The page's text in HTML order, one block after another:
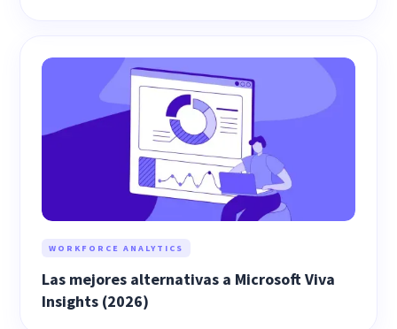
WORKFORCE ANALYTICS
Las mejores alternativas a Microsoft Viva
Insights (2026)